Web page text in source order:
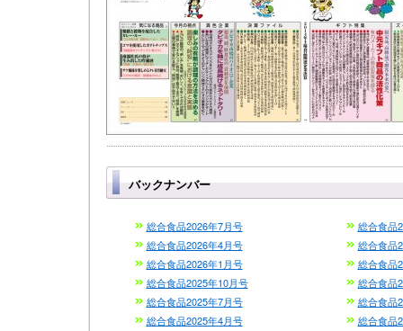
バックナンバー
総合食品2026年7月号
総合食品
総合食品2026年4月号
総合食品
総合食品2026年1月号
総合食品
総合食品2025年10月号
総合食品
総合食品2025年7月号
総合食品
総合食品2025年4月号
総合食品